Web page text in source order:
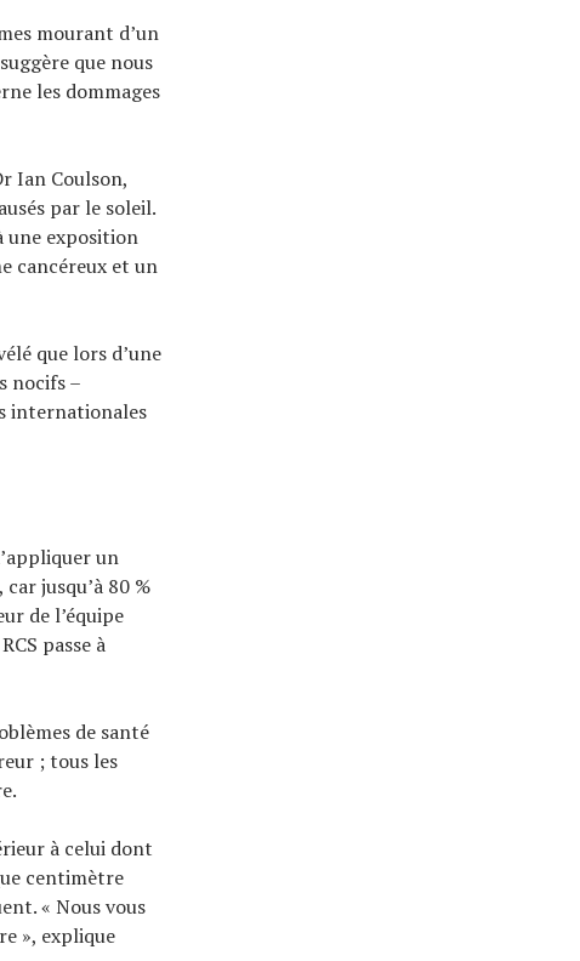
mourant d’un
que nous
les dommages
Ian Coulson,
par le soleil.
une exposition
cancéreux et un
que lors d’une
nocifs –
internationales
un
jusqu’à 80 %
de l’équipe
passe à
de santé
; tous les
à celui dont
centimètre
« Nous vous
», explique